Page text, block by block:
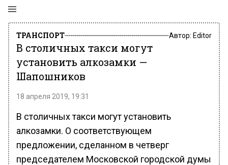
ТРАНСПОРТ Автор: Editor
В столичных такси могут
установить алкозамки —
Шапошников
18 апреля 2019, 19:31
В столичных такси могут установить
алкозамки. О соответствующем
предложении, сделанном в четверг
председателем Московской городской думы